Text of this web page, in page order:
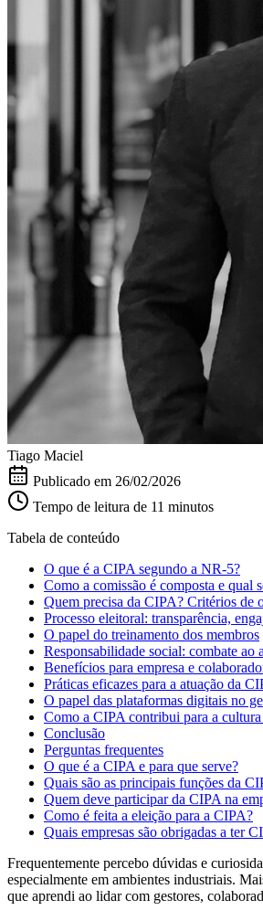
Tiago Maciel
Publicado em 26/02/2026
Tempo de leitura de 11 minutos
Tabela de conteúdo
O que é a CIPA segundo a NR-5?
Como a comissão é composta e qual
Quem precisa da CIPA? Critérios de
Processo eleitoral: transparência,
O papel do treinamento dos membros
Responsabilidade social: combate ao
Benefícios para empresa e
Práticas eficazes para a atuação da
O papel das plataformas digitais no
Como a CIPA contribui para a cultura
Conclusão
Perguntas frequentes
O que é a CIPA e para que serve?
Quais são as principais funções da
Quem deve participar da CIPA na
Como é feita a eleição para a CIPA?
Quais empresas são obrigadas a ter
Frequentemente percebo dúvidas e
especialmente em ambientes industriais.
que aprendi ao lidar com gestores,